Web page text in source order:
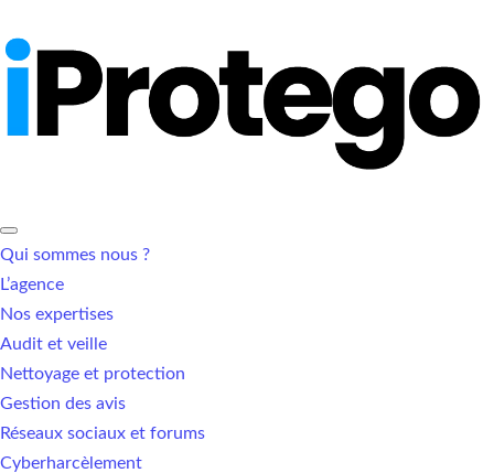
Qui sommes nous ?
L’agence
Nos expertises
Audit et veille
Nettoyage et protection
Gestion des avis
Réseaux sociaux et forums
Cyberharcèlement